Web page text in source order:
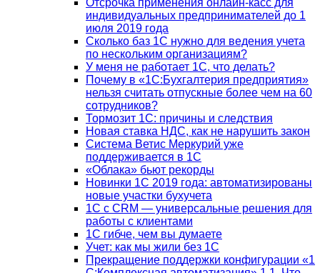
индивидуальных предпринимателей до 1
июля 2019 года
Сколько баз 1C нужно для ведения учета
по нескольким организациям?
У меня не работает 1С, что делать?
Почему в «1С:Бухгалтерия предприятия»
нельзя считать отпускные более чем на 60
сотрудников?
Тормозит 1C: причины и следствия
Новая ставка НДС, как не нарушить закон
Система Ветис Меркурий уже
поддерживается в 1С
«Облака» бьют рекорды
Новинки 1С 2019 года: автоматизированы
новые участки бухучета
1С с CRM — универсальные решения для
работы с клиентами
1С гибче, чем вы думаете
Учет: как мы жили без 1С
Прекращение поддержки конфигурации «1